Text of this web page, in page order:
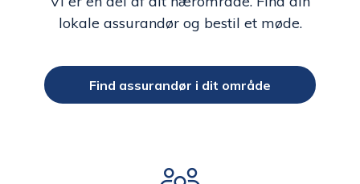
lokale assurandør og bestil et møde.
Find assurandør i dit område